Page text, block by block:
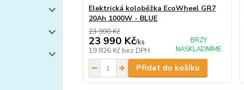
Elektrická koloběžka EcoWheel GR7
20Ah 1000W - BLUE
23 990 Kč
23 990 Kč/ks
19 826 Kč bez DPH
BRZY
NASKLADNÍME
Přidat do košíku